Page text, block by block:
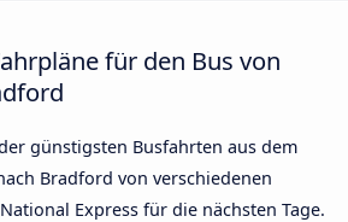
für den Bus von
günstigsten Busfahrten aus dem
Bradford von verschiedenen
Express für die nächsten Tage.